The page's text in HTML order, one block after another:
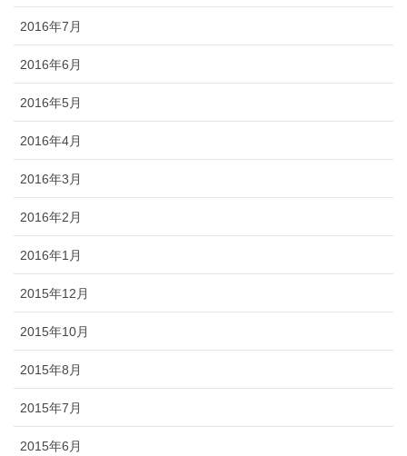
2016年7月
2016年6月
2016年5月
2016年4月
2016年3月
2016年2月
2016年1月
2015年12月
2015年10月
2015年8月
2015年7月
2015年6月